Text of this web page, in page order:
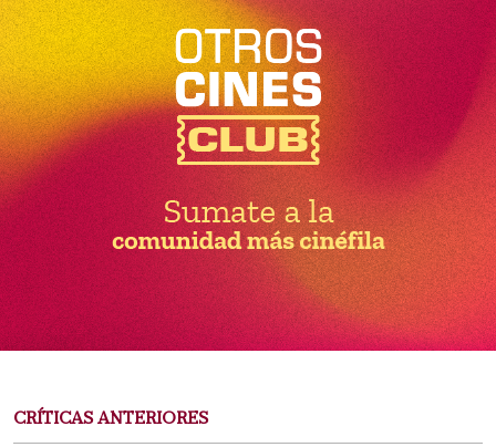
CRÍTICAS ANTERIORES